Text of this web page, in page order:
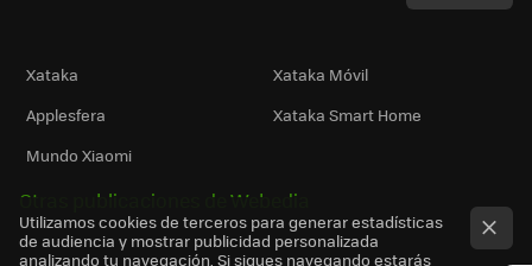
Xataka
Xataka Móvil
Applesfera
Xataka Smart Home
Mundo Xiaomi
Otras publicaciones de Webedia
Utilizamos cookies de terceros para generar estadísticas
de audiencia y mostrar publicidad personalizada
analizando tu navegación. Si sigues navegando estarás